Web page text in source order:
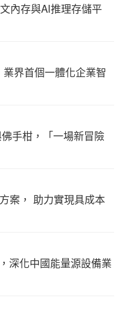
內存與AI推理存儲平
界首個一體化企業智
手柑，「一場新冒險
案， 助力實現具成本
深化中國能量源設備業